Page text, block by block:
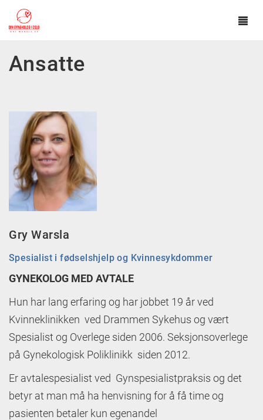
Ansatte
Gry Warsla
Spesialist i fødselshjelp og Kvinnesykdommer
GYNEKOLOG MED AVTALE
Hun har lang erfaring og har jobbet 19 år ved
Kvinneklinikken ved Drammen Sykehus og vært
Spesialist og Overlege siden 2006. Seksjonsoverlege
på Gynekologisk Poliklinikk siden 2012.
Er avtalespesialist ved Gynspesialistpraksis og det
betyr at man må ha henvisning for å få time og
pasienten betaler kun egenandel